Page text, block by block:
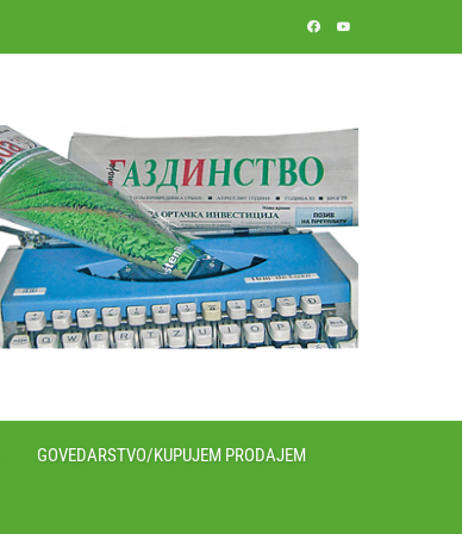
GOVEDARSTVO/KUPUJEM PRODAJEM